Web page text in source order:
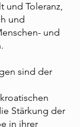
und Toleranz,
und
und
sind der
Stärkung der
in ihrer